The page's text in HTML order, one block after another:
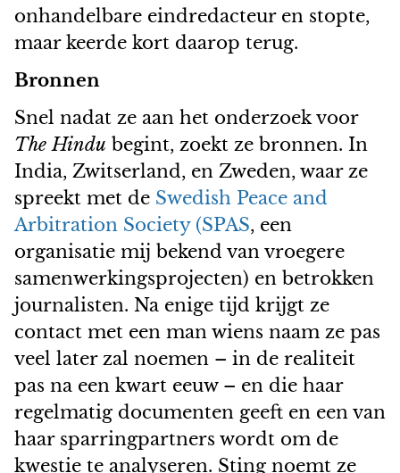
onhandelbare eindredacteur en stopte,
maar keerde kort daarop terug.
Bronnen
Snel nadat ze aan het onderzoek voor
The Hindu begint, zoekt ze bronnen. In
India, Zwitserland, en Zweden, waar ze
spreekt met de Swedish Peace and
Arbitration Society (SPAS, een
organisatie mij bekend van vroegere
samenwerkingsprojecten) en betrokken
journalisten. Na enige tijd krijgt ze
contact met een man wiens naam ze pas
veel later zal noemen – in de realiteit
pas na een kwart eeuw – en die haar
regelmatig documenten geeft en een van
haar sparringpartners wordt om de
kwestie te analyseren. Sting noemt ze